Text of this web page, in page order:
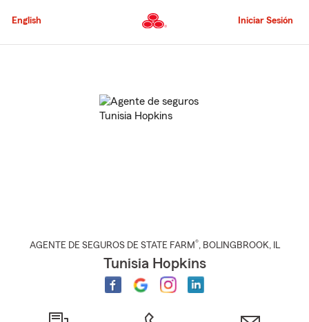
al
principal
English Iniciar Sesión
AGENTE DE SEGUROS DE STATE FARM®, BOLINGBROOK, IL
Tunisia Hopkins